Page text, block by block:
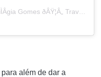
além de dar a